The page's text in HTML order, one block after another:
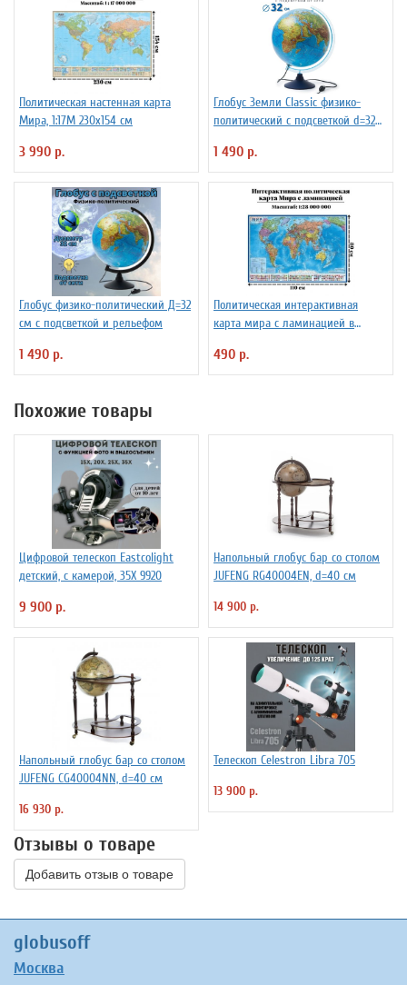
Политическая настенная карта
Мира, 1:17М 230х154 см
3 990 р.
Глобус Земли Classic физико-
политический с подсветкой d=32
1 490 р.
Глобус физико-политический Д=32
см с подсветкой и рельефом
1 490 р.
Политическая интерактивная
карта мира с ламинацией в
490 р.
Похожие товары
Цифровой телескоп Eastcolight
детский, с камерой, 35Х 9920
9 900 р.
Напольный глобус бар со столом
JUFENG RG40004EN, d=40 см
14 900 р.
Напольный глобус бар со столом
JUFENG CG40004NN, d=40 см
16 930 р.
Телескоп Celestron Libra 705
13 900 р.
Отзывы о товаре
Добавить отзыв о товаре
globusoff
Москва